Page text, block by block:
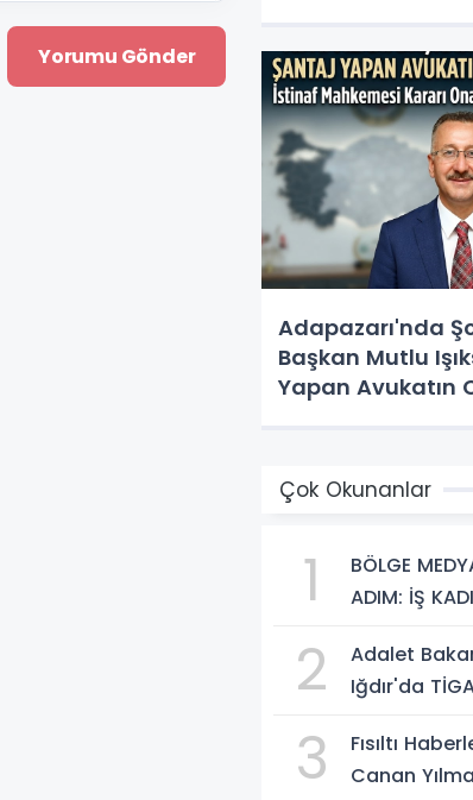
Adapazarı'nda
Başkan Mutlu
Yapan Avukatın
Çok Okunanlar
1
BÖLGE
ADIM: İŞ
TÜMORSİAD
2
Adalet
Iğdır'da
Sosyal
Mesajı
3
Fısıltı
Canan